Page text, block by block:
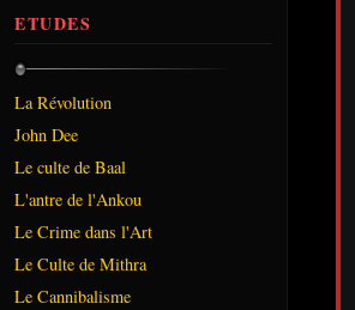
ETUDES
La Révolution
John Dee
Le culte de Baal
L'antre de l'Ankou
Le Crime dans l'Art
Le Culte de Mithra
Le Cannibalisme